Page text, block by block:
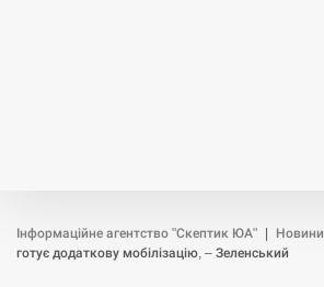
Інформаційне агентство "Скептик ЮА" Новини
готує додаткову мобілізацію, – Зеленський